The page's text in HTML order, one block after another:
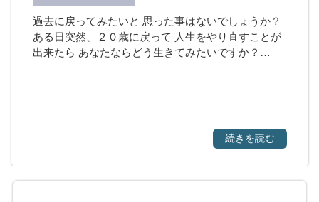
過去に戻ってみたいと 思った事はないでしょうか？
ある日突然、２０歳に戻って 人生をやり直すことが
出来たら あなたならどう生きてみたいですか？…
続きを読む